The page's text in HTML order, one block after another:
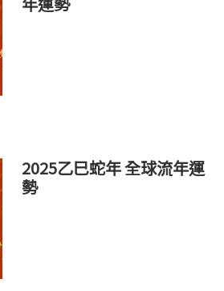
2025乙巳蛇年 全球流年運
勢